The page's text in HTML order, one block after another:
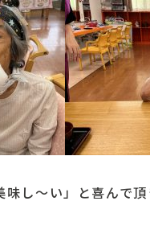
し～い」と喜んで頂